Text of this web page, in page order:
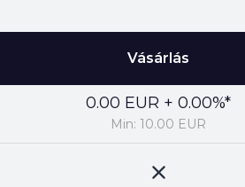
Vásárlás
0.00 EUR + 0.00%*
Min: 10.00 EUR